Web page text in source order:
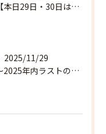
【本日29日・30日は超肉祭り開催🔥】
2025/11/29
〜2025年内ラストの超肉祭り〜